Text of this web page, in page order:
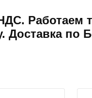
Работаем
Доставка по